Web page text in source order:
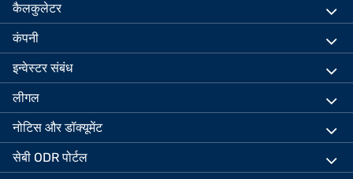
कैलकुलेटर
कंपनी
इन्वेस्टर संबंध
लीगल
नोटिस और डॉक्यूमेंट
सेबी ODR पोर्टल